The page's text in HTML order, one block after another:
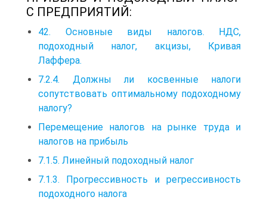
С ПРЕДПРИЯТИЙ:
42. Основные виды налогов. НДС,
подоходный налог, акцизы, Кривая
Лаффера.
7.2.4. Должны ли косвенные налоги
сопутствовать оптимальному подоходному
налогу?
Перемещение налогов на рынке труда и
налогов на прибыль
7.1.5. Линейный подоходный налог
7.1.3. Прогрессивность и регрессивность
подоходного налога